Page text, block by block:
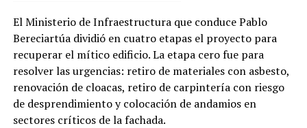
El Ministerio de Infraestructura que conduce Pablo
Bereciartúa dividió en cuatro etapas el proyecto para
recuperar el mítico edificio. La etapa cero fue para
resolver las urgencias: retiro de materiales con asbesto,
renovación de cloacas, retiro de carpintería con riesgo
de desprendimiento y colocación de andamios en
sectores críticos de la fachada.